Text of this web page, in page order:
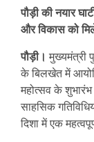
पौड़ी की नयार
और विकास को
पौड़ी। मुख्यमंत्री
के बिलखेत में
महोत्सव के
साहसिक
दिशा में एक